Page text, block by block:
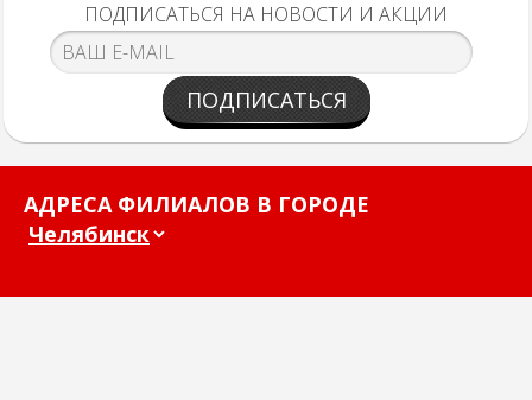
ПОДПИСАТЬСЯ НА НОВОСТИ И АКЦИИ
ПОДПИСАТЬСЯ
АДРЕСА ФИЛИАЛОВ В ГОРОДЕ